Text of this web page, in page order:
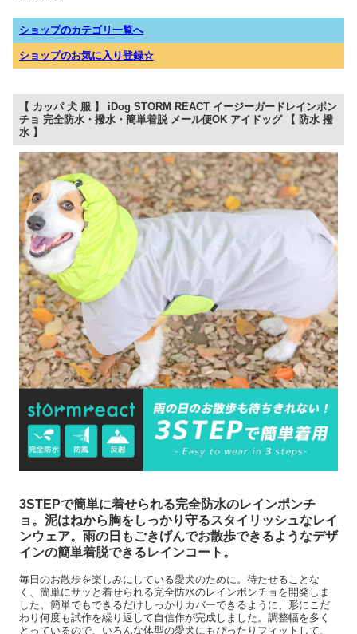
ショップのカテゴリ一覧へ
ショップのお気に入り登録☆
【 カッパ 犬 服 】 iDog STORM REACT イージーガードレインポン
チョ 完全防水・撥水・簡単着脱 メール便OK アイドッグ 【 防水 撥
水 】
3STEPで簡単に着せられる完全防水のレインポンチ
ョ。泥はねから胸をしっかり守るスタイリッシュなレイ
ンウェア。雨の日もごきげんでお散歩できるようなデザ
インの簡単着脱できるレインコート。
毎日のお散歩を楽しみにしている愛犬のために。待たせることな
く、簡単にサッと着せられる完全防水のレインポンチョを開発しま
した。簡単でもできるだけしっかりカバーできるように、形にこだ
わり何度も試作を繰り返して自信作が完成しました。調整幅を多く
とっているので、いろんな体型の愛犬にもぴったりフィットして、